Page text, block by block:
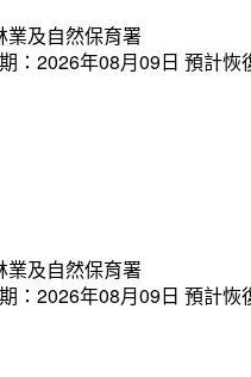
業及自然保育署
：2026年08月09日 預計
業及自然保育署
：2026年08月09日 預計